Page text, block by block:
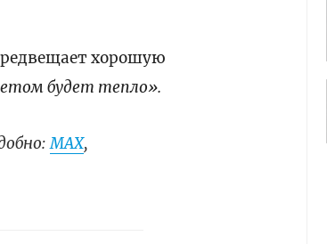
хорошую
будет тепло».
МАХ,